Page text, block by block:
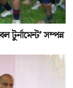
টুর্নামেন্ট’ সম্পন্ন